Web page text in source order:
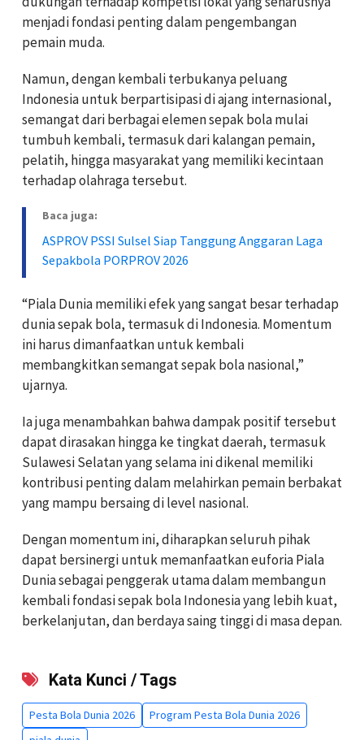
menjadi fondasi penting dalam pengembangan
pemain muda.
Namun, dengan kembali terbukanya peluang
Indonesia untuk berpartisipasi di ajang internasional,
semangat dari berbagai elemen sepak bola mulai
tumbuh kembali, termasuk dari kalangan pemain,
pelatih, hingga masyarakat yang memiliki kecintaan
terhadap olahraga tersebut.
Baca juga:
ASPROV PSSI Sulsel Siap Tanggung Anggaran Laga
Sepakbola PORPROV 2026
“Piala Dunia memiliki efek yang sangat besar terhadap
dunia sepak bola, termasuk di Indonesia. Momentum
ini harus dimanfaatkan untuk kembali
membangkitkan semangat sepak bola nasional,”
ujarnya.
Ia juga menambahkan bahwa dampak positif tersebut
dapat dirasakan hingga ke tingkat daerah, termasuk
Sulawesi Selatan yang selama ini dikenal memiliki
kontribusi penting dalam melahirkan pemain berbakat
yang mampu bersaing di level nasional.
Dengan momentum ini, diharapkan seluruh pihak
dapat bersinergi untuk memanfaatkan euforia Piala
Dunia sebagai penggerak utama dalam membangun
kembali fondasi sepak bola Indonesia yang lebih kuat,
berkelanjutan, dan berdaya saing tinggi di masa depan.
Kata Kunci / Tags
Pesta Bola Dunia 2026
Program Pesta Bola Dunia 2026